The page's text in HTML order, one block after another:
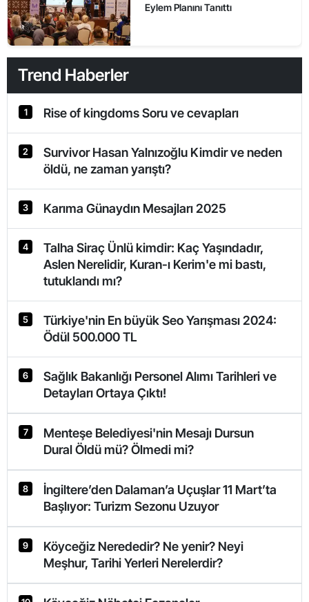
Eylem Planını Tanıttı
Trend Haberler
1 Rise of kingdoms Soru ve cevapları
2
Survivor Hasan Yalnızoğlu Kimdir ve neden
öldü, ne zaman yarıştı?
3 Karıma Günaydın Mesajları 2025
4
Talha Siraç Ünlü kimdir: Kaç Yaşındadır,
Aslen Nerelidir, Kuran-ı Kerim'e mi bastı,
tutuklandı mı?
5
Türkiye'nin En büyük Seo Yarışması 2024:
Ödül 500.000 TL
6
Sağlık Bakanlığı Personel Alımı Tarihleri ve
Detayları Ortaya Çıktı!
7
Menteşe Belediyesi'nin Mesajı Dursun
Dural Öldü mü? Ölmedi mi?
8
İngiltere’den Dalaman’a Uçuşlar 11 Mart’ta
Başlıyor: Turizm Sezonu Uzuyor
9
Köyceğiz Nerededir? Ne yenir? Neyi
Meşhur, Tarihi Yerleri Nerelerdir?